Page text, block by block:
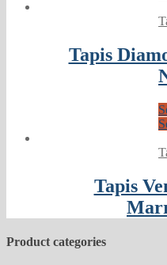
Tapis
Tapis
Product categories